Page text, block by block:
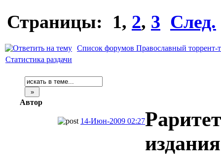
Страницы: 1, 2, 3 След.
Список форумов Православный торрент-
Статистика раздачи
Автор
14-Июн-2009 02:27
издания